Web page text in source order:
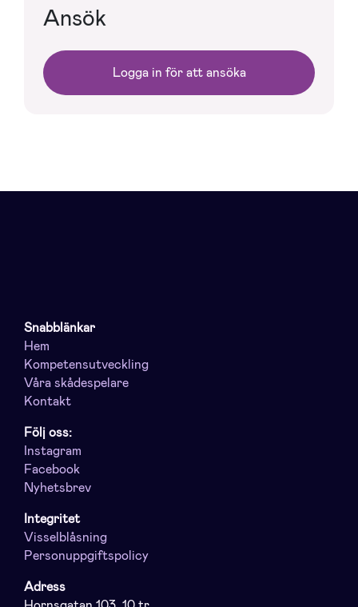
Ansök
Logga in för att ansöka
Snabblänkar
Hem
Kompetensutveckling
Våra skådespelare
Kontakt
Följ oss:
Instagram
Facebook
Nyhetsbrev
Integritet
Visselblåsning
Personuppgiftspolicy
Adress